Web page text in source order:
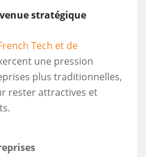
stratégique
Tech et de
une pression
plus traditionnelles,
rester attractives et